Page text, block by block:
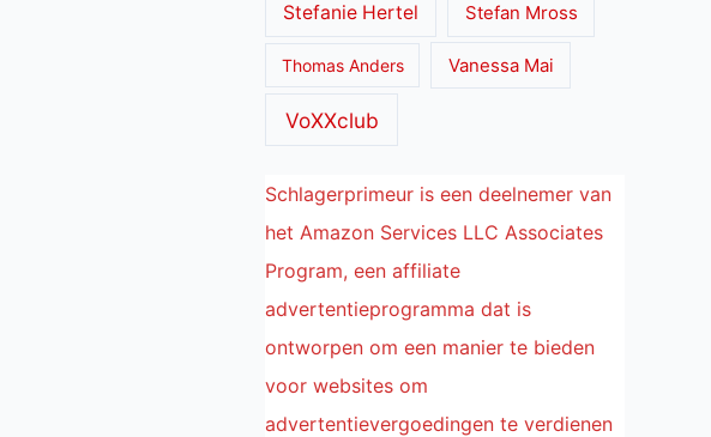
Stefanie Hertel Stefan Mross
Thomas Anders Vanessa Mai
VoXXclub
Schlagerprimeur is een deelnemer van
het Amazon Services LLC Associates
Program, een affiliate
advertentieprogramma dat is
ontworpen om een manier te bieden
voor websites om
advertentievergoedingen te verdienen